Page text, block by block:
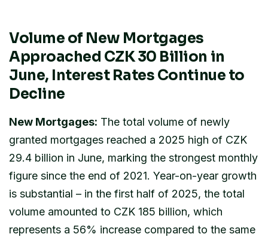
Volume of New Mortgages
Approached CZK 30 Billion in
June, Interest Rates Continue to
Decline
New Mortgages: The total volume of newly
granted mortgages reached a 2025 high of CZK
29.4 billion in June, marking the strongest monthly
figure since the end of 2021. Year-on-year growth
is substantial – in the first half of 2025, the total
volume amounted to CZK 185 billion, which
represents a 56% increase compared to the same